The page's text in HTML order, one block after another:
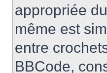
appropriée
même est
entre
BBCode,